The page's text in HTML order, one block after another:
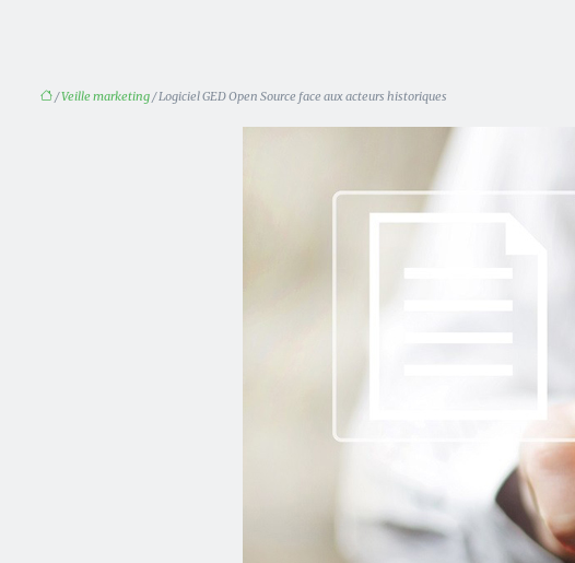
/Veille marketing/ Logiciel GED Open Source face aux acteurs historiques